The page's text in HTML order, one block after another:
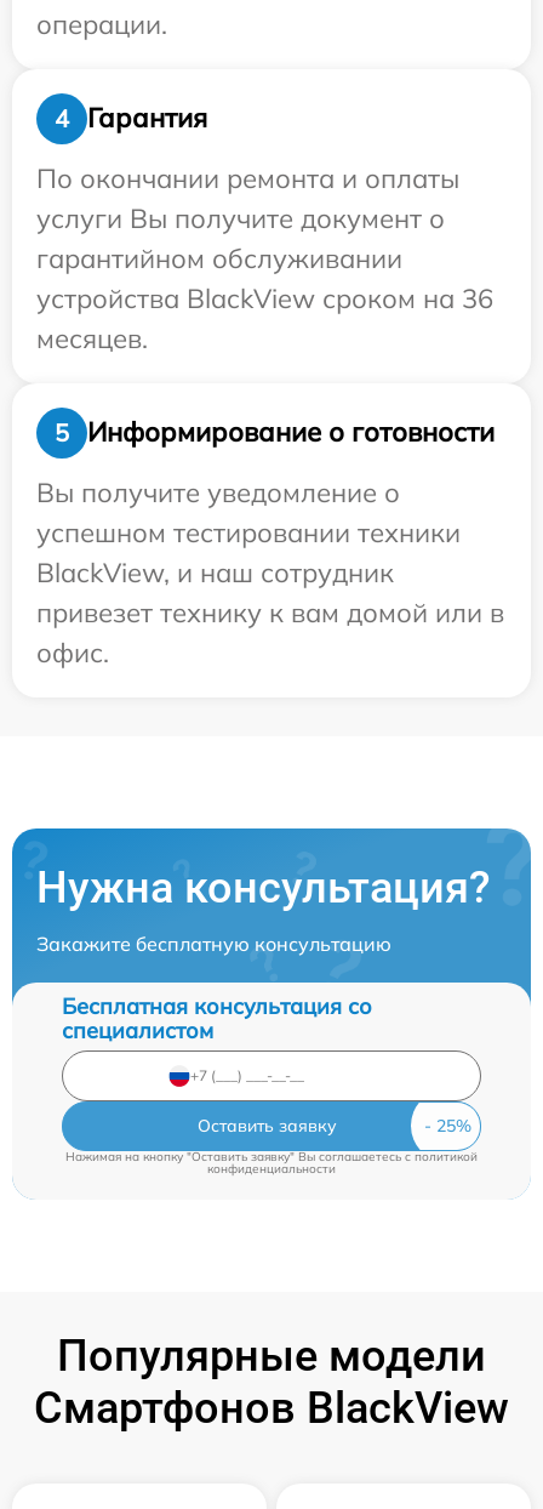
операции.
4
Гарантия
По окончании ремонта и оплаты
услуги Вы получите документ о
гарантийном обслуживании
устройства BlackView сроком на 36
месяцев.
5
Информирование о готовности
Вы получите уведомление о
успешном тестировании техники
BlackView, и наш сотрудник
привезет технику к вам домой или в
офис.
Нужна консультация?
Закажите бесплатную консультацию
Бесплатная консультация со
специалистом
Оставить заявку
Нажимая на кнопку "Оставить заявку" Вы соглашаетесь cполитикой
конфиденциальности
Популярные модели
Смартфонов BlackView